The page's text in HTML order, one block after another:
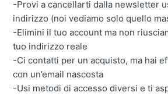
-Provi a cancellarti dalla newsletter
indirizzo (noi vediamo solo quello
-Elimini il tuo account ma non
tuo indirizzo reale
-Ci contatti per un acquisto, ma hai
con un’email nascosta
-Usi metodi di accesso diversi e ti